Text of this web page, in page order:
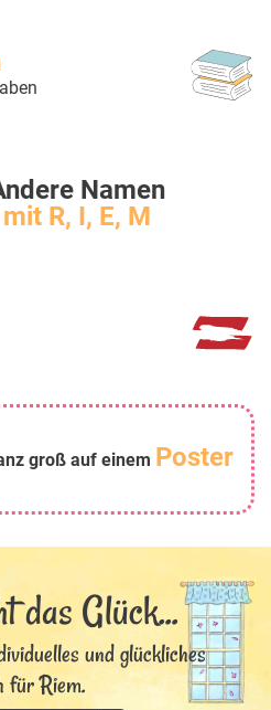
Namen
mit R, I, E, M
groß auf einem Poster
das Glück...
und glückliches
für Riem.